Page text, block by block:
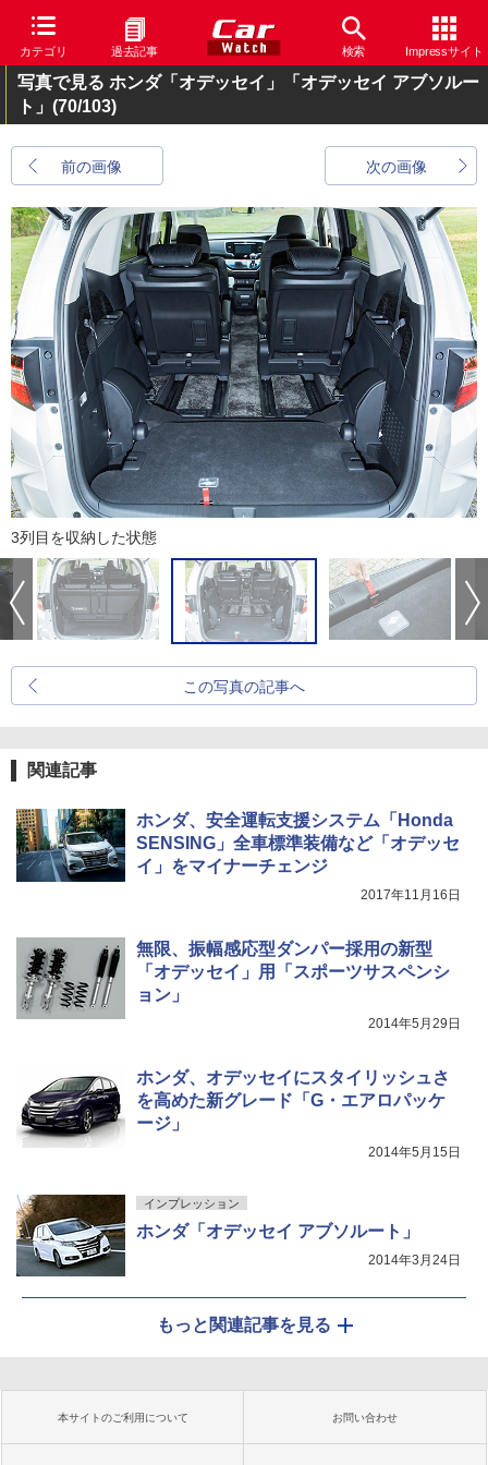
カテゴリ 過去記事 検索 Impressサイト
写真で見る ホンダ「オデッセイ」「オデッセイ アブソルー
ト」 (70/103)
前の画像 次の画像
3列目を収納した状態
この写真の記事へ
関連記事
ホンダ、安全運転支援システム「Honda
SENSING」全車標準装備など「オデッセ
イ」をマイナーチェンジ
2017年11月16日
無限、振幅感応型ダンパー採用の新型
「オデッセイ」用「スポーツサスペンシ
ョン」
2014年5月29日
ホンダ、オデッセイにスタイリッシュさ
を高めた新グレード「G・エアロパッケ
ージ」
2014年5月15日
インプレッション
ホンダ「オデッセイ アブソルート」
2014年3月24日
もっと関連記事を見る
本サイトのご利用について お問い合わせ